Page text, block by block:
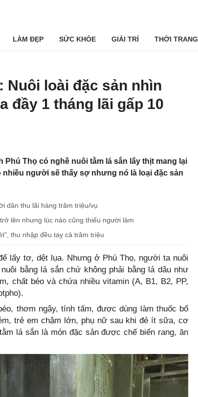
LÀM ĐẸP SỨC KHỎE GIẢI TRÍ THỜI TRANG
Nuôi loài đặc sản nhìn
đầy 1 tháng lãi gấp 10
Phú Thọ có nghề nuôi tằm lá sắn lấy thịt mang lại
nhiều người sẽ thấy sợ nhưng nó là loại đặc sản
dân thu lãi hàng trăm triệu/vụ
lên nhưng lúc nào cũng thiếu người làm
thu nhập đều tay cả trăm triệu
lấy tơ, dệt lụa. Nhưng ở Phú Thọ, người ta nuôi
bằng lá sắn chứ không phải bằng lá dâu như
chất béo và chứa nhiều vitamin (A, B1, B2, PP,
thơm ngậy, tính tấm, được dùng làm thuốc bổ
trẻ em chậm lớn, phụ nữ sau khi đẻ ít sữa, cơ
lá sắn là món đặc sản được chế biến rang, ăn